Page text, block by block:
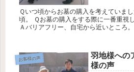
Ｑいつ頃からお墓の購入を考えていま
頃。 Ｑお墓の購入をする際に一番重視
Ａバリアフリー、自宅から近いところ
お客様の声
羽地様へ
様の声